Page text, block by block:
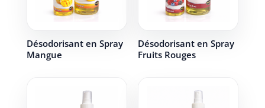
Désodorisant en Spray
Mangue
Désodorisant en Spray
Fruits Rouges